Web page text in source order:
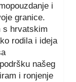
i
granice.
s hrvatskim
rodila i ideja
našeg
i ronjenje